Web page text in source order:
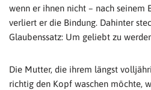
wenn er ihnen nicht – nach seinem
verliert er die Bindung. Dahinter
Glaubenssatz: Um geliebt zu
Die Mutter, die ihrem längst
richtig den Kopf waschen möchte,